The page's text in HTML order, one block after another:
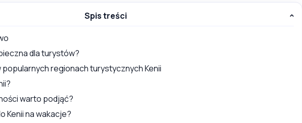
Spis treści
dla turystów?
regionach turystycznych Kenii
warto podjąć?
Kenii na wakacje?